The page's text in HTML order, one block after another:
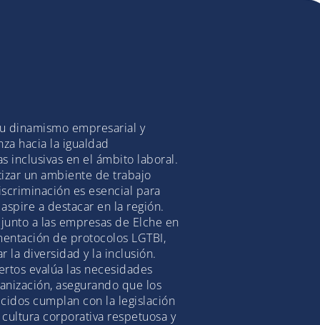
dinamismo empresarial y
hacia la igualdad
inclusivas en el ámbito laboral.
un ambiente de trabajo
es esencial para
a destacar en la región.
a las empresas de Elche en
de protocolos LGTBI,
la diversidad y la inclusión.
evalúa las necesidades
asegurando que los
cumplan con la legislación
corporativa respetuosa y